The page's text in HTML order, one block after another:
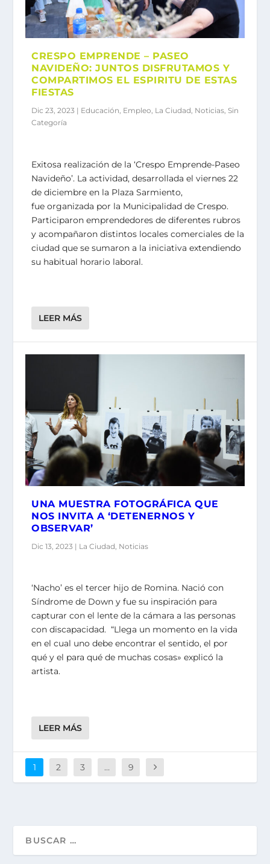
CRESPO EMPRENDE – PASEO
NAVIDEÑO: JUNTOS DISFRUTAMOS Y
COMPARTIMOS EL ESPIRITU DE ESTAS
FIESTAS
Dic 23, 2023 | Educación, Empleo, La Ciudad, Noticias,Sin
Categoría
Exitosa realización de la ‘Crespo Emprende-Paseo
Navideño’. La actividad, desarrollada el viernes 22
de diciembre en la Plaza Sarmiento,
fue organizada por la Municipalidad de Crespo.
Participaron emprendedores de diferentes rubros
y acompañaron distintos locales comerciales de la
ciudad que se sumaron a la iniciativa extendiendo
su habitual horario laboral.
LEER MÁS
UNA MUESTRA FOTOGRÁFICA QUE
NOS INVITA A ‘DETENERNOS Y
OBSERVAR’
Dic 13, 2023 | La Ciudad, Noticias
‘Nacho’ es el tercer hijo de Romina. Nació con
Síndrome de Down y fue su inspiración para
capturar con el lente de la cámara a las personas
con discapacidad. “Llega un momento en la vida
en el cual uno debe encontrar el sentido, el por
qué y el para qué de muchas cosas» explicó la
artista.
LEER MÁS
1 2 3 … 9